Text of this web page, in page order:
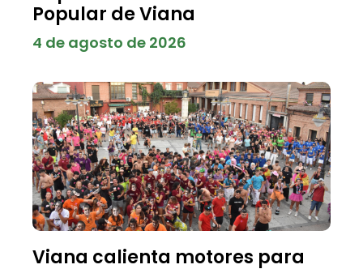
Popular de Viana
4 de agosto de 2026
Viana calienta motores para